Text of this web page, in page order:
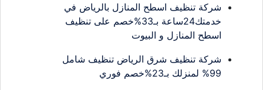
شركة تنظيف اسطح المنازل بالرياض في
خدمتك24ساعة بـ33%خصم على تنظيف
اسطح المنازل و البيوت
شركة تنظيف شرق الرياض تنظيف شامل
99% لمنزلك بـ23%خصم فوري